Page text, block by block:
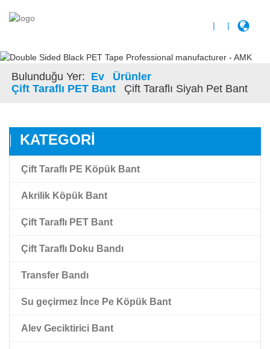
| |
Bulunduğu Yer: Ev
Ürünler
Çift Taraflı PET Bant
Çift Taraflı Siyah Pet Bant
KATEGORI
Çift Taraflı PE Köpük Bant
Akrilik Köpük Bant
Akrilik Köpük Bant
Yüksek Yapıştırma Akrilik Köpük Bant
Çift Taraflı PET Bant
Çift Taraflı Şeffaf Pet Film Bandı
Çift Taraflı Siyah Pet Bant
Kırmızı paspas astarlı çift taraflı pet bant
Çift Taraflı Doku Bandı
Transfer Bandı
Su geçirmez İnce Pe Köpük Bant
Alev Geciktirici Bant